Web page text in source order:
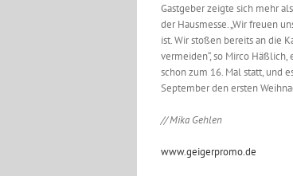
Gastgeber zeigte sich mehr
der Hausmesse. „Wir freuen
ist. Wir stoßen bereits an die
vermeiden“, so Mirco
schon zum 16. Mal statt, und
September den ersten
// Mika Gehlen
www.geigerpromo.de